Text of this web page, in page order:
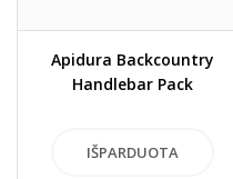
Apidura Backcountry
Handlebar Pack